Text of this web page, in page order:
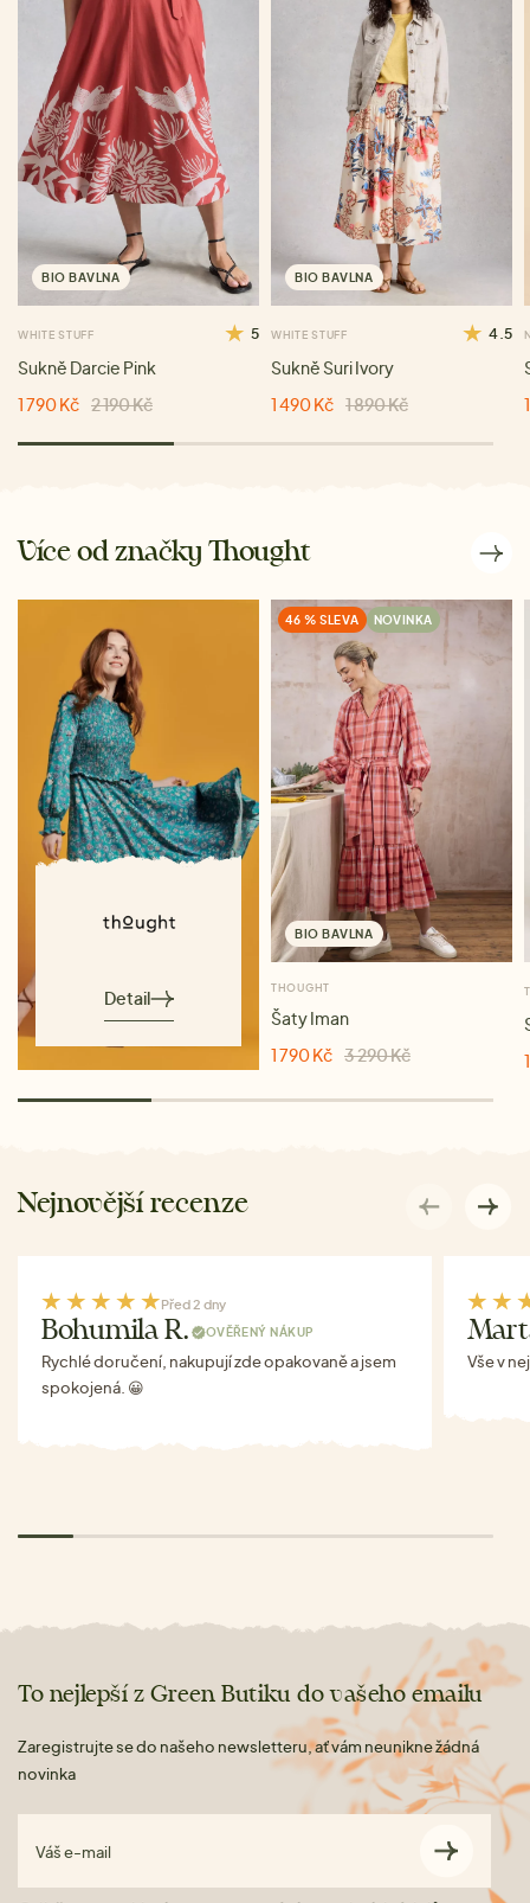
BIO BAVLNA
WHITE STUFF 5
Sukně Darcie Pink
1 790 Kč 2 190 Kč
BIO BAVLNA
WHITE STUFF 4.5
Sukně Suri Ivory
1 490 Kč 1 890 Kč
Více od značky Thought
Detail
46 % SLEVA NOVINKA
BIO BAVLNA
THOUGHT
Šaty Iman
1 790 Kč 3 290 Kč
Nejnovější recenze
Před 2 dny
Bohumila R. OVĚŘENÝ NÁKUP
Rychlé doručení, nakupují zde opakovaně a jsem
spokojená. 😀
Vše v
To nejlepší z Green Butiku do vašeho emailu
Zaregistrujte se do našeho newsletteru, ať vám neunikne žádná
novinka
Váš e-mail